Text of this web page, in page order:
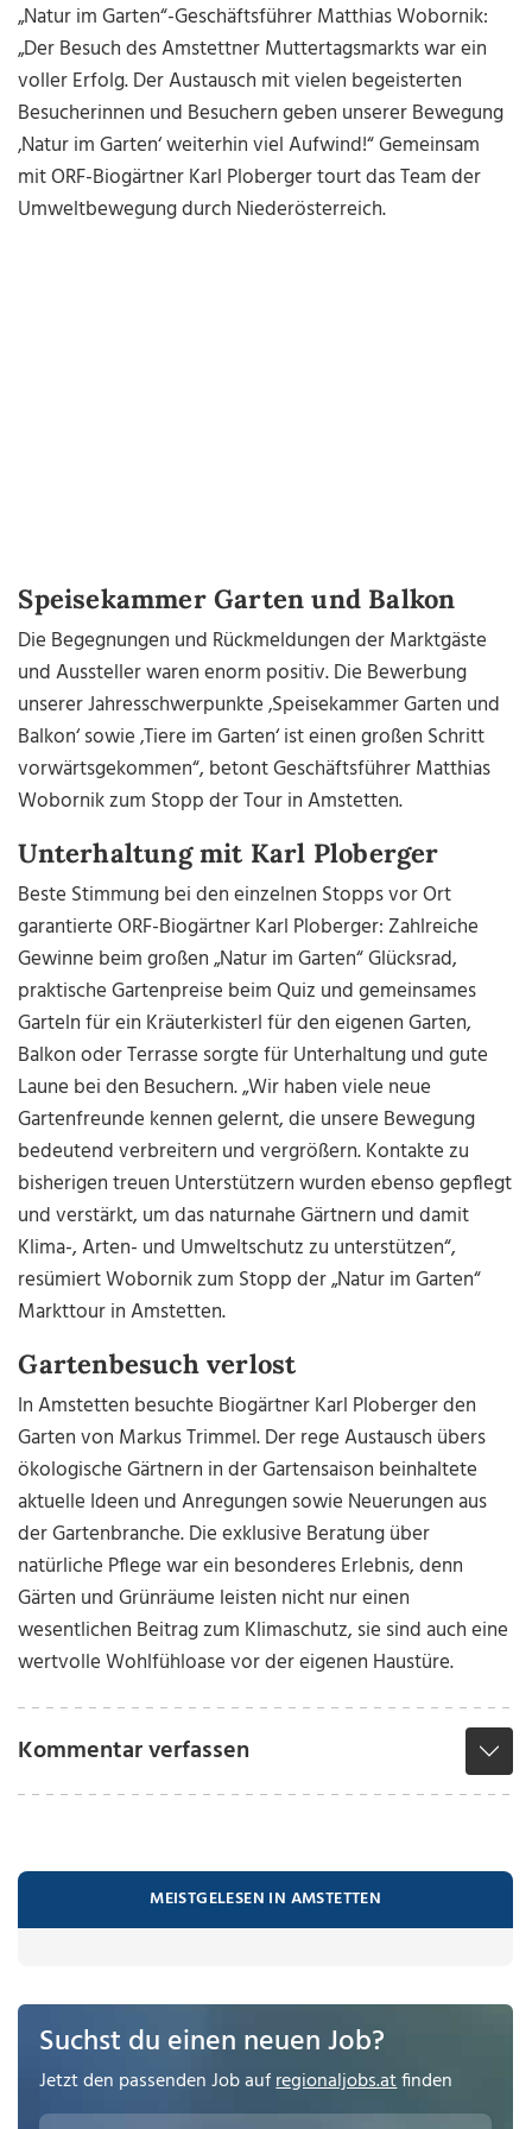
„Natur im Garten“-Geschäftsführer Matthias Wobornik:
„Der Besuch des Amstettner Muttertagsmarkts war ein
voller Erfolg. Der Austausch mit vielen begeisterten
Besucherinnen und Besuchern geben unserer Bewegung
‚Natur im Garten‘ weiterhin viel Aufwind!“ Gemeinsam
mit ORF-Biogärtner Karl Ploberger tourt das Team der
Umweltbewegung durch Niederösterreich.
Speisekammer Garten und Balkon
Die Begegnungen und Rückmeldungen der Marktgäste
und Aussteller waren enorm positiv. Die Bewerbung
unserer Jahresschwerpunkte ‚Speisekammer Garten und
Balkon‘ sowie ‚Tiere im Garten‘ ist einen großen Schritt
vorwärtsgekommen“, betont Geschäftsführer Matthias
Wobornik zum Stopp der Tour in Amstetten.
Unterhaltung mit Karl Ploberger
Beste Stimmung bei den einzelnen Stopps vor Ort
garantierte ORF-Biogärtner Karl Ploberger: Zahlreiche
Gewinne beim großen „Natur im Garten“ Glücksrad,
praktische Gartenpreise beim Quiz und gemeinsames
Garteln für ein Kräuterkisterl für den eigenen Garten,
Balkon oder Terrasse sorgte für Unterhaltung und gute
Laune bei den Besuchern. „Wir haben viele neue
Gartenfreunde kennen gelernt, die unsere Bewegung
bedeutend verbreitern und vergrößern. Kontakte zu
bisherigen treuen Unterstützern wurden ebenso gepflegt
und verstärkt, um das naturnahe Gärtnern und damit
Klima-, Arten- und Umweltschutz zu unterstützen“,
resümiert Wobornik zum Stopp der „Natur im Garten“
Markttour in Amstetten.
Gartenbesuch verlost
In Amstetten besuchte Biogärtner Karl Ploberger den
Garten von Markus Trimmel. Der rege Austausch übers
ökologische Gärtnern in der Gartensaison beinhaltete
aktuelle Ideen und Anregungen sowie Neuerungen aus
der Gartenbranche. Die exklusive Beratung über
natürliche Pflege war ein besonderes Erlebnis, denn
Gärten und Grünräume leisten nicht nur einen
wesentlichen Beitrag zum Klimaschutz, sie sind auch eine
wertvolle Wohlfühloase vor der eigenen Haustüre.
Kommentar verfassen
MEISTGELESEN IN AMSTETTEN
Suchst du einen neuen Job?
Jetzt den passenden Job aufregionaljobs.atfinden